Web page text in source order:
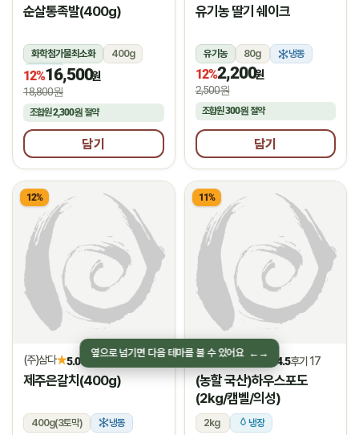
순살통족발(400g)
화학첨가물최소화
400g
냉장
12%16,500원
18,800원
조합원2,300원 절약
담기
유기농 딸기 쉐이크
유기농 80g 냉동
12%2,200원
2,500원
조합원300원절약
담기
12%
(주)삼다★5.0후기 1
제주은갈치(400g)
400g(3토막) 냉동
11%
두레의성생산자회★ 4.5후기 17
(농할 국산)하우스포도
(2kg/캠벨/의성)
2kg 냉장